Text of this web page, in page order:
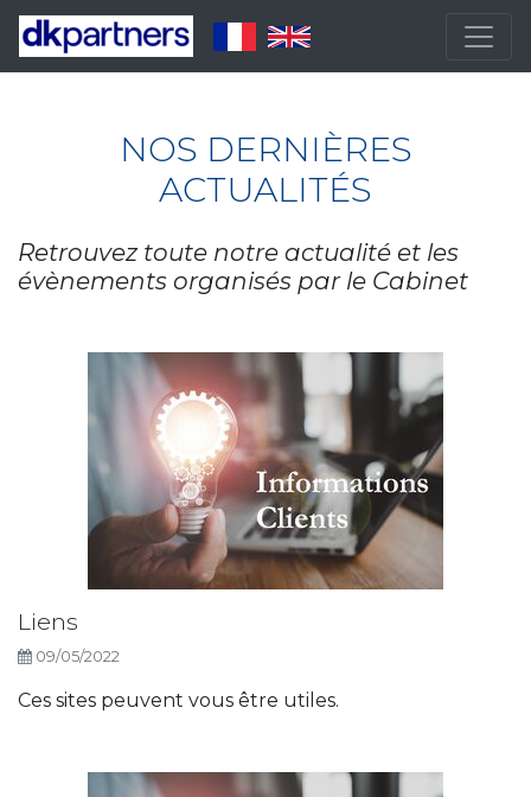
NOS DERNIÈRES
ACTUALITÉS
Retrouvez toute notre actualité et les
évènements organisés par le Cabinet
Liens
09/05/2022
Ces sites peuvent vous être utiles.